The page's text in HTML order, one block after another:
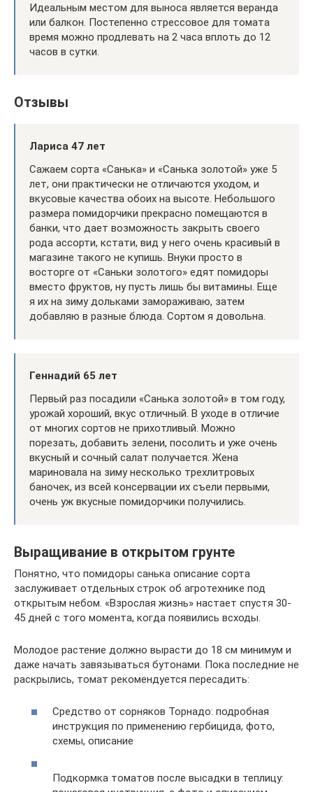
Идеальным местом для выноса является веранда
или балкон. Постепенно стрессовое для томата
время можно продлевать на 2 часа вплоть до 12
часов в сутки.
Отзывы
Лариса 47 лет
Сажаем сорта «Санька» и «Санька золотой» уже 5
лет, они практически не отличаются уходом, и
вкусовые качества обоих на высоте. Небольшого
размера помидорчики прекрасно помещаются в
банки, что дает возможность закрыть своего
рода ассорти, кстати, вид у него очень красивый в
магазине такого не купишь. Внуки просто в
восторге от «Саньки золотого» едят помидоры
вместо фруктов, ну пусть лишь бы витамины. Еще
я их на зиму дольками замораживаю, затем
добавляю в разные блюда. Сортом я довольна.
Геннадий 65 лет
Первый раз посадили «Санька золотой» в том году,
урожай хороший, вкус отличный. В уходе в отличие
от многих сортов не прихотливый. Можно
порезать, добавить зелени, посолить и уже очень
вкусный и сочный салат получается. Жена
мариновала на зиму несколько трехлитровых
баночек, из всей консервации их съели первыми,
очень уж вкусные помидорчики получились.
Выращивание в открытом грунте
Понятно, что помидоры санька описание сорта
заслуживает отдельных строк об агротехнике под
открытым небом. «Взрослая жизнь» настает спустя 30-
45 дней с того момента, когда появились всходы.
Молодое растение должно вырасти до 18 см минимум и
даже начать завязываться бутонами. Пока последние не
раскрылись, томат рекомендуется пересадить:
Средство от сорняков Торнадо: подробная
инструкция по применению гербицида, фото,
схемы, описание
Подкормка томатов после высадки в теплицу: